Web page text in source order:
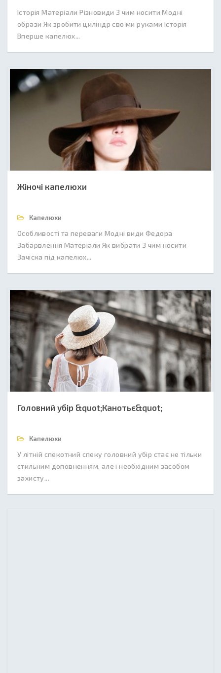
Історія Матеріали Різновиди З чим носити Модні
образи Як зробити циліндр своїми руками Історія
Вперше капелюх...
Жіночі капелюхи
Капелюхи
Особливості та переваги Модні види Федора
Забарвлення Матеріали Як вибрати З чим носити
Зачіска під капелюх...
Головний убір &quot;Канотьє&quot;
Капелюхи
У літній спекотний спеку головний убір стає не тільки
стильним доповненням, але і необхідним засобом
захисту...